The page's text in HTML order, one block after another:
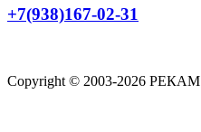
+7(938)167-02-31
Copyright © 2003-2026 РЕКАМ